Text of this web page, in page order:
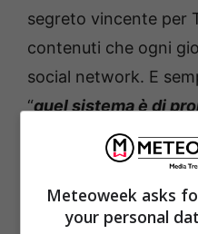
segreto vincente per
contenuti che ogni
social network. E
“quel sistema è di
è ciò che sta
social occidentali“.
motivo per cui gli
mettere le mani
Meteoweek asks
your personal